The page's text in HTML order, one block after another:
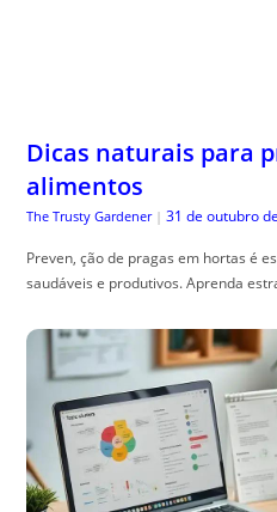
Dicas naturais para
alimentos
The Trusty Gardener | 31 de outubro
Preven, ção de pragas em hortas é
saudáveis e produtivos. Aprenda